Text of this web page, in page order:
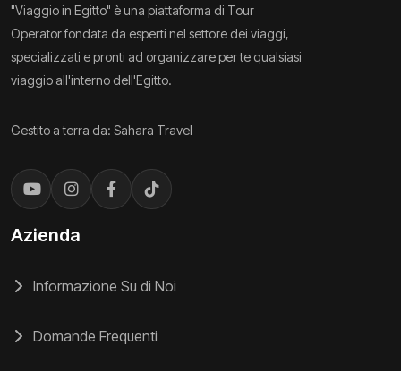
"Viaggio in Egitto" è una piattaforma di Tour
Operator fondata da esperti nel settore dei viaggi,
specializzati e pronti ad organizzare per te qualsiasi
viaggio all'interno dell'Egitto.
Gestito a terra da: Sahara Travel
Azienda
Informazione Su di Noi
Domande Frequenti